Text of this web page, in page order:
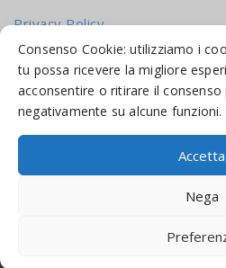
Consenso Cookie: utilizziamo i
tu possa ricevere la migliore
acconsentire o ritirare il consenso
negativamente su alcune funzioni.
Accetta
Nega
Privacy Policy
Cookie Policy
MADE